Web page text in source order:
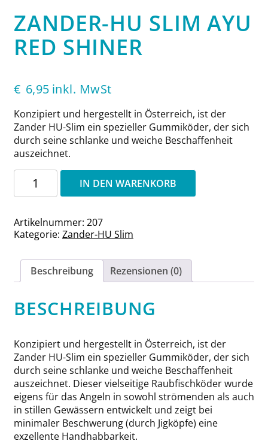
ZANDER-HU SLIM AYU
RED SHINER
€ 6,95 inkl. MwSt
Konzipiert und hergestellt in Österreich, ist der
Zander HU-Slim ein spezieller Gummiköder, der sich
durch seine schlanke und weiche Beschaffenheit
auszeichnet.
Zander-
Slim
Red
Shiner
IN DEN WARENKORB
Artikelnummer: 207
Kategorie: Zander-HU Slim
Beschreibung Rezensionen (0)
BESCHREIBUNG
Konzipiert und hergestellt in Österreich, ist der
Zander HU-Slim ein spezieller Gummiköder, der sich
durch seine schlanke und weiche Beschaffenheit
auszeichnet. Dieser vielseitige Raubfischköder wurde
eigens für das Angeln in sowohl strömenden als auch
in stillen Gewässern entwickelt und zeigt bei
minimaler Beschwerung (durch Jigköpfe) eine
exzellente Handhabbarkeit.